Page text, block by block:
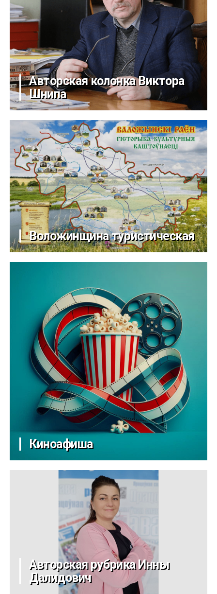
Авторская колонка Виктора
Шнипа
Воложинщина туристическая
Киноафиша
Авторская рубрика Инны
Далидович